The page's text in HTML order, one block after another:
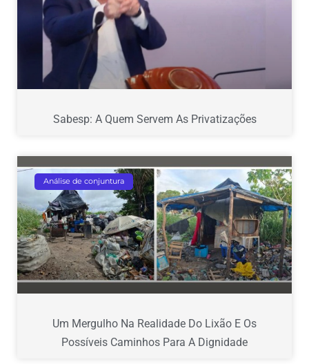
Sabesp: A Quem Servem As Privatizações
Análise de conjuntura
Um Mergulho Na Realidade Do Lixão E Os
Possíveis Caminhos Para A Dignidade